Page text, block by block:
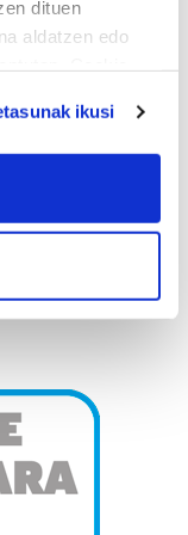
dituen
aldatzen edo
it for
data is processed
beste,
eta eduki
ikusi